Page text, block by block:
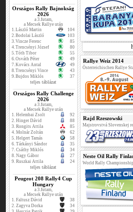
Országos Rally Bajnokság
2026
a 3.futam,
a Mecsek Rallye után
1.László Martin
104
2.Bodolai László
103
3.Vincze Ferenc
85
4.Trencsényi József
80
5.Tóth Tibor
55
6.Osváth Péter
49
7.Kovács Antal
49
8.Trencsényi Vince
43
9.Bujdos Miklós 37
teljes táblázat
Országos Rally Challenge
2026
a 3.futam,
a Mecsek Rallye után
1. Helembai Zsolt
92
2. Hinger Dávid
88
3. Rongits Attila
85
4. Molnár Zoltán
62
5. Helgert Tamás
58
6. Tárkányi Sándor
35
7. Csáthy Miklós
34
8. Nagy Gábor
27
9. Ruszkai Attila 24
teljes táblázat
Peugeot 208 Rally4 Cup
Hungary
a 3.futam,
a Mecsek Rallye után
1. Faltusz Dávid
38
2. Zagyva Dorka
34
Rallye Weiz 2014
Österreichischen Rallye
Rajd Rzeszowski
Majstrovstvá Slovenskej
Neste Oil Rally
World Rally